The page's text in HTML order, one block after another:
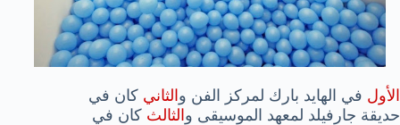
الأول في الهايد بارك لمركز الفن و الثاني كان في
حديقة جارفيلد لمعهد الموسيقى و الثالث كان في